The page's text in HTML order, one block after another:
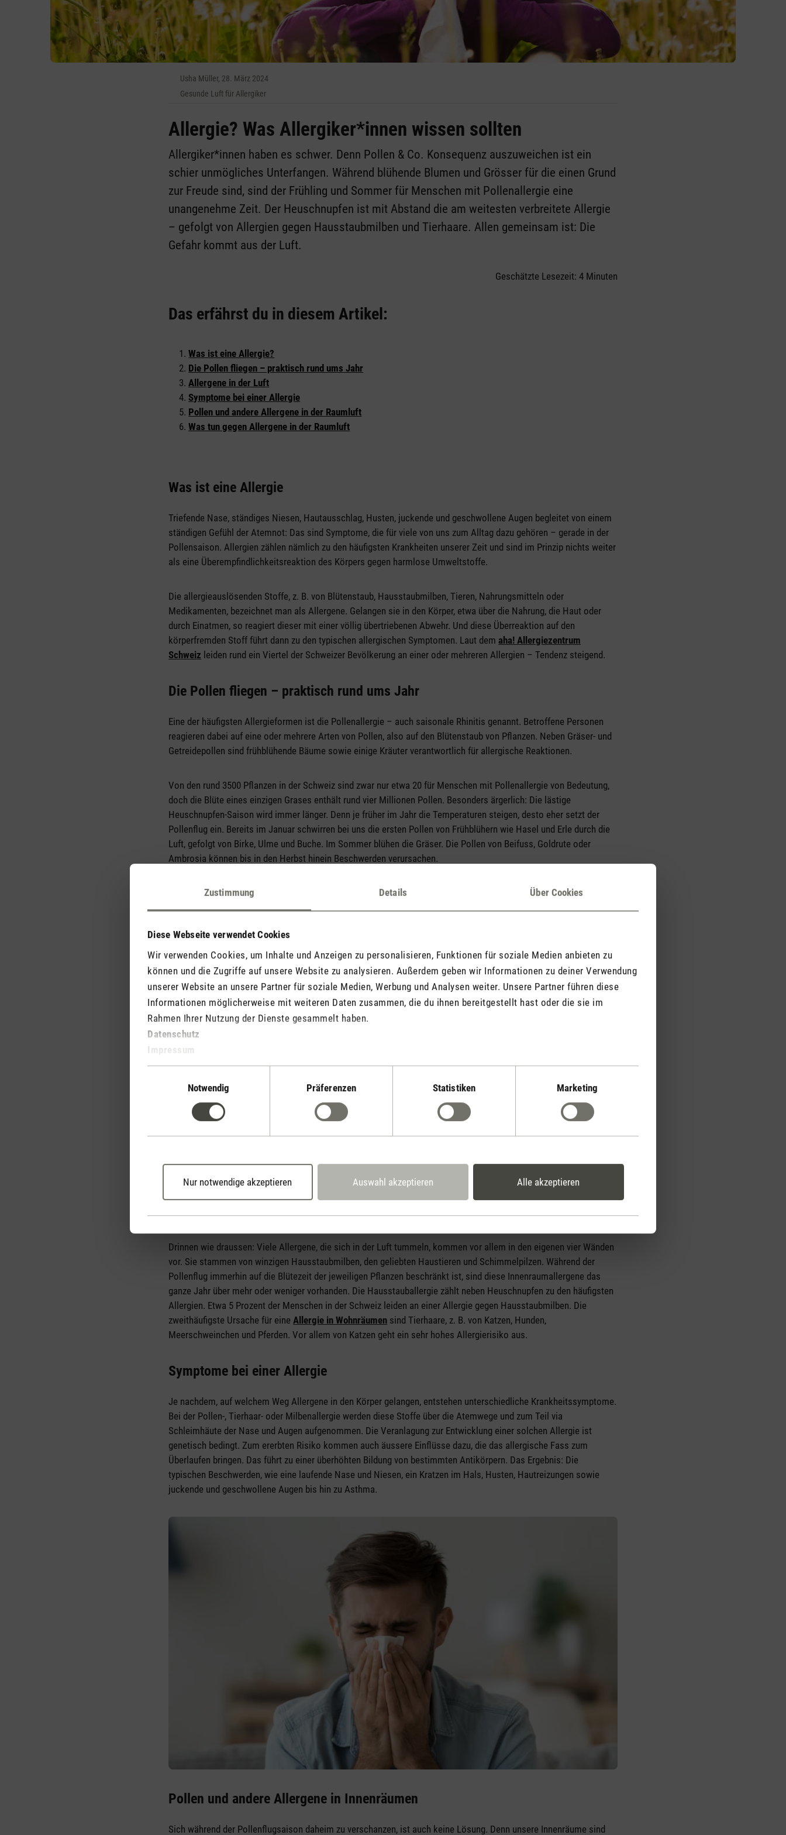
Zustimmung Details Über Cookies
Diese Webseite verwendet Cookies
Wir verwenden Cookies, um Inhalte und Anzeigen zu personalisieren, Funktionen für soziale Medien anbieten zu
können und die Zugriffe auf unsere Website zu analysieren. Außerdem geben wir Informationen zu deiner Verwendung
unserer Website an unsere Partner für soziale Medien, Werbung und Analysen weiter. Unsere Partner führen diese
Informationen möglicherweise mit weiteren Daten zusammen, die du ihnen bereitgestellt hast oder die sie im
Rahmen Ihrer Nutzung der Dienste gesammelt haben.
Datenschutz
Impressum
Notwendig
Präferenzen Statistiken Marketing
Nur notwendige akzeptieren Auswahl akzeptieren Alle akzeptieren
Usha Müller, 28. März 2024
Gesunde Luft für Allergiker
Allergie? Was Allergiker*innen wissen sollten
Allergiker*innen haben es schwer. Denn Pollen & Co. Konsequenz auszuweichen ist ein
schier unmögliches Unterfangen. Während blühende Blumen und Grösser für die einen Grund
zur Freude sind, sind der Frühling und Sommer für Menschen mit Pollenallergie eine
unangenehme Zeit. Der Heuschnupfen ist mit Abstand die am weitesten verbreitete Allergie
– gefolgt von Allergien gegen Hausstaubmilben und Tierhaare. Allen gemeinsam ist: Die
Gefahr kommt aus der Luft.
Geschätzte Lesezeit: 4 Minuten
Das erfährst du in diesem Artikel:
Was ist eine Allergie?
Die Pollen fliegen – praktisch rund ums Jahr
Allergene in der Luft
Symptome bei einer Allergie
Pollen und andere Allergene in der Raumluft
Was tun gegen Allergene in der Raumluft
Was ist eine Allergie
Triefende Nase, ständiges Niesen, Hautausschlag, Husten, juckende und geschwollene Augen begleitet von einem
ständigen Gefühl der Atemnot: Das sind Symptome, die für viele von uns zum Alltag dazu gehören – gerade in der
Pollensaison. Allergien zählen nämlich zu den häufigsten Krankheiten unserer Zeit und sind im Prinzip nichts weiter
als eine Überempfindlichkeitsreaktion des Körpers gegen harmlose Umweltstoffe.
Die allergieauslösenden Stoffe, z. B. von Blütenstaub, Hausstaubmilben, Tieren, Nahrungsmitteln oder
Medikamenten, bezeichnet man als Allergene. Gelangen sie in den Körper, etwa über die Nahrung, die Haut oder
durch Einatmen, so reagiert dieser mit einer völlig übertriebenen Abwehr. Und diese Überreaktion auf den
körperfremden Stoff führt dann zu den typischen allergischen Symptomen. Laut demaha! Allergiezentrum
Schweiz leiden rund ein Viertel der Schweizer Bevölkerung an einer oder mehreren Allergien – Tendenz steigend.
Die Pollen fliegen – praktisch rund ums Jahr
Eine der häufigsten Allergieformen ist die Pollenallergie – auch saisonale Rhinitis genannt. Betroffene Personen
reagieren dabei auf eine oder mehrere Arten von Pollen, also auf den Blütenstaub von Pflanzen. Neben Gräser- und
Getreidepollen sind frühblühende Bäume sowie einige Kräuter verantwortlich für allergische Reaktionen.
Von den rund 3500 Pflanzen in der Schweiz sind zwar nur etwa 20 für Menschen mit Pollenallergie von Bedeutung,
doch die Blüte eines einzigen Grases enthält rund vier Millionen Pollen. Besonders ärgerlich: Die lästige
Heuschnupfen-Saison wird immer länger. Denn je früher im Jahr die Temperaturen steigen, desto eher setzt der
Pollenflug ein. Bereits im Januar schwirren bei uns die ersten Pollen von Frühblühern wie Hasel und Erle durch die
Luft, gefolgt von Birke, Ulme und Buche. Im Sommer blühen die Gräser. Die Pollen von Beifuss, Goldrute oder
Ambrosia können bis in den Herbst hinein Beschwerden verursachen.
Für Heuschnupfen-Geplagte ist es also besonders wichtig, genau zu wissen, wann «ihre» Pollen fliegen und wie die
aktuelle Vorhersage aussieht. EinePollenflugprognose
Allergene in der Luft
Drinnen wie draussen: Viele Allergene, die sich in der Luft tummeln, kommen vor allem in den eigenen vier Wänden
vor. Sie stammen von winzigen Hausstaubmilben, den geliebten Haustieren und Schimmelpilzen. Während der
Pollenflug immerhin auf die Blütezeit der jeweiligen Pflanzen beschränkt ist, sind diese Innenraumallergene das
ganze Jahr über mehr oder weniger vorhanden. Die Hausstauballergie zählt neben Heuschnupfen zu den häufigsten
Allergien. Etwa 5 Prozent der Menschen in der Schweiz leiden an einer Allergie gegen Hausstaubmilben. Die
zweithäufigste Ursache für eineAllergie in Wohnräumen sind Tierhaare, z. B. von Katzen, Hunden,
Meerschweinchen und Pferden. Vor allem von Katzen geht ein sehr hohes Allergierisiko aus.
Symptome bei einer Allergie
Je nachdem, auf welchem Weg Allergene in den Körper gelangen, entstehen unterschiedliche Krankheitssymptome.
Bei der Pollen-, Tierhaar- oder Milbenallergie werden diese Stoffe über die Atemwege und zum Teil via
Schleimhäute der Nase und Augen aufgenommen. Die Veranlagung zur Entwicklung einer solchen Allergie ist
genetisch bedingt. Zum ererbten Risiko kommen auch äussere Einflüsse dazu, die das allergische Fass zum
Überlaufen bringen. Das führt zu einer überhöhten Bildung von bestimmten Antikörpern. Das Ergebnis: Die
typischen Beschwerden, wie eine laufende Nase und Niesen, ein Kratzen im Hals, Husten, Hautreizungen sowie
juckende und geschwollene Augen bis hin zu Asthma.
Pollen und andere Allergene in Innenräumen
Sich während der Pollenflugsaison daheim zu verschanzen, ist auch keine Lösung. Denn unsere Innenräume sind